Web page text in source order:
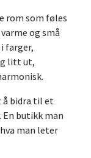
rom som føles
og små
farger,
litt ut,
å bidra til et
butikk man
man leter